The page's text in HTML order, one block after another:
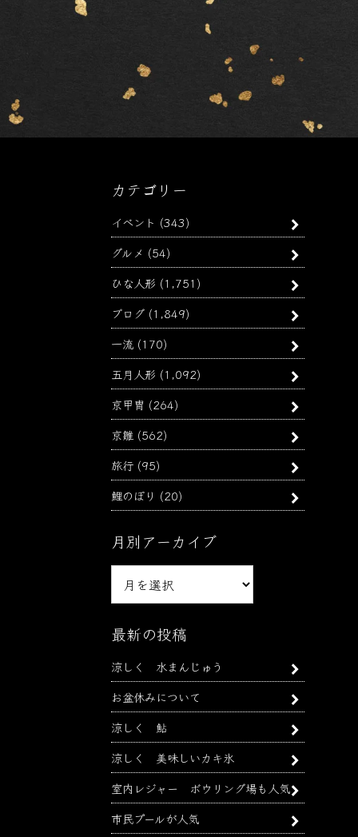
カテゴリー
イベント (343)
グルメ (54)
ひな人形 (1,751)
ブログ(1,849)
一流(170)
五月人形 (1,092)
京甲冑 (264)
京雛(562)
旅行(95)
鯉のぼり (20)
月別アーカイブ
ー
イ
ブ
最新の投稿
涼しく 水まんじゅう
お盆休みについて
涼しく 鮎
涼しく 美味しいカキ氷
室内レジャー ボウリング場も人気
市民プールが人気